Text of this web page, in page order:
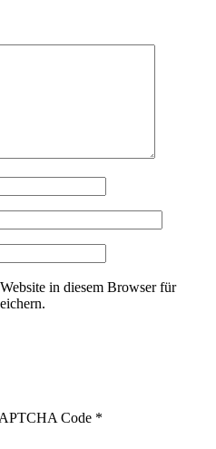
in diesem Browser für
Code *